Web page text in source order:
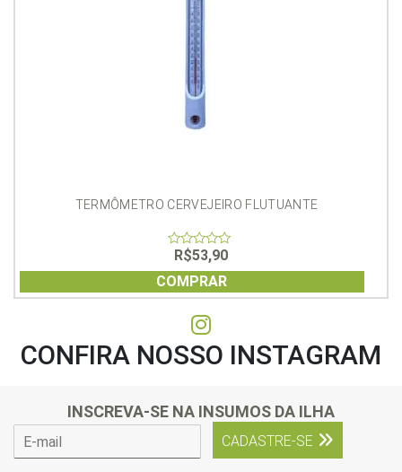
TERMÔMETRO CERVEJEIRO FLUTUANTE
of
5
R$53,90
COMPRAR
CONFIRA NOSSO INSTAGRAM
INSCREVA-SE NA INSUMOS DA ILHA
CADASTRE-SE